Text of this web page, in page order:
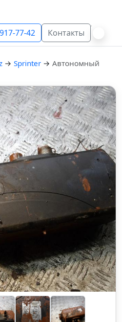
77-42 Контакты
→ Sprinter → Автономный